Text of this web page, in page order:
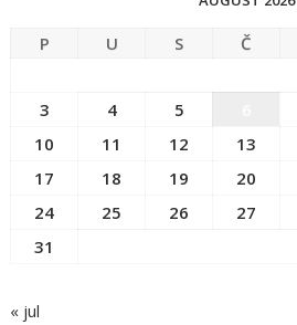
P U S Č
3
4 5
10
11 12 13
17
18 19 20
24
25 26 27
31
« jul